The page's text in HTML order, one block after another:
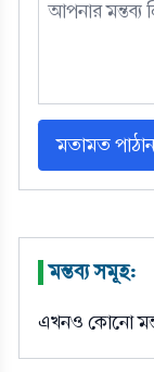
মতামত পাঠান
মন্তব্য সমূহ:
এখনও কোনো